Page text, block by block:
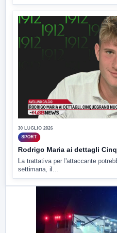
30 LUGLIO 2026
SPORT
Rodrigo Maria ai dettagli
La trattativa per l'attaccante
settimana, il...